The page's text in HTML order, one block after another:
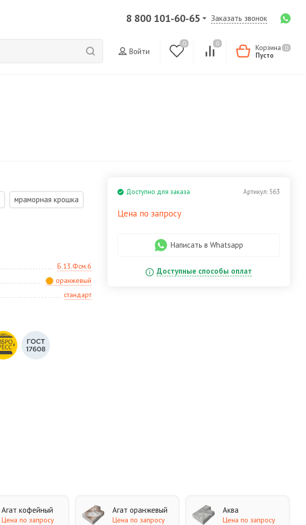
8 800 101-60-65 Заказать звонок
Войти
0 0 Корзина 0
Пусто
мраморная крошка
Б.13.Фсм.6
оранжевый
стандарт
Артикул: 563
Доступно для заказа
Цена по запросу
Написать в Whatsapp
Доступные способы оплат
Агат кофейный
Цена по запросу
Агат оранжевый
Цена по запросу
Аква
Цена по запросу